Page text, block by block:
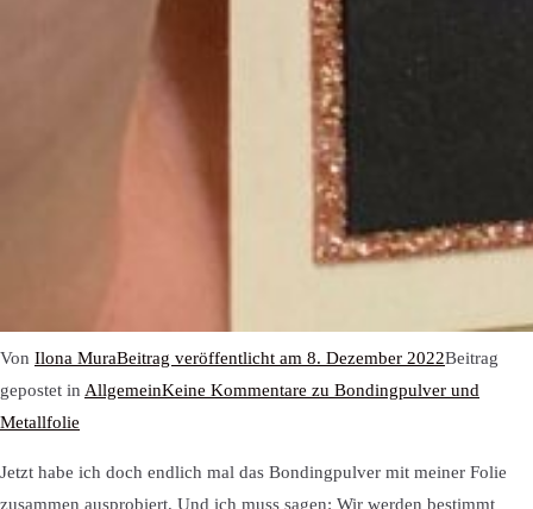
Von Ilona MuraBeitrag veröffentlicht am 8. Dezember 2022Beitrag
gepostet in AllgemeinKeine Kommentare zu Bondingpulver und
Metallfolie
Jetzt habe ich doch endlich mal das Bondingpulver mit meiner Folie
zusammen ausprobiert. Und ich muss sagen: Wir werden bestimmt